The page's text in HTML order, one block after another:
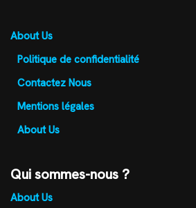
About Us
Politique de confidentialité
Contactez Nous
Mentions légales
About Us
Qui sommes-nous ?
About Us